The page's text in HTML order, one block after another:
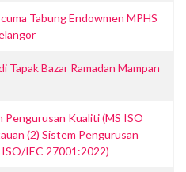
Tabung Endowmen MPHS
Tapak Bazar Ramadan Mampan
Pengurusan Kualiti (MS ISO
(2) Sistem Pengurusan
IEC 27001:2022)